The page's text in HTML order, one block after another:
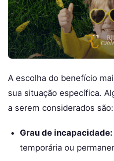
A escolha do benefício
sua situação específica.
a serem considerados são:
Grau de incapacidade:
temporária ou